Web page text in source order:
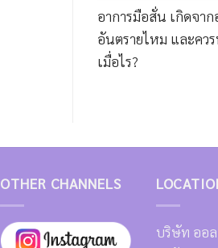
อาการมือสั่น เกิดจาก
อันตรายไหม และคว
เมื่อไร?
OTHER CHANNELS
บริษัท ออ